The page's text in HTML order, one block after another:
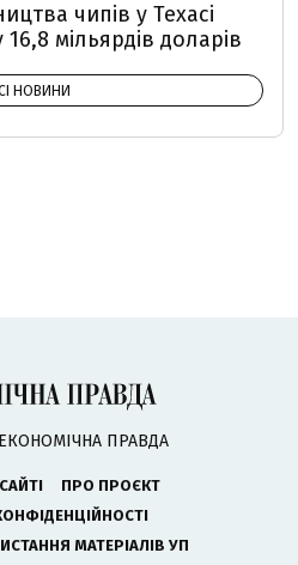
чипів у Техасі
16,8 мільярдів доларів
НОВИНИ
ПРАВДА
ПРО ПРОЄКТ
МАТЕРІАЛІВ УП